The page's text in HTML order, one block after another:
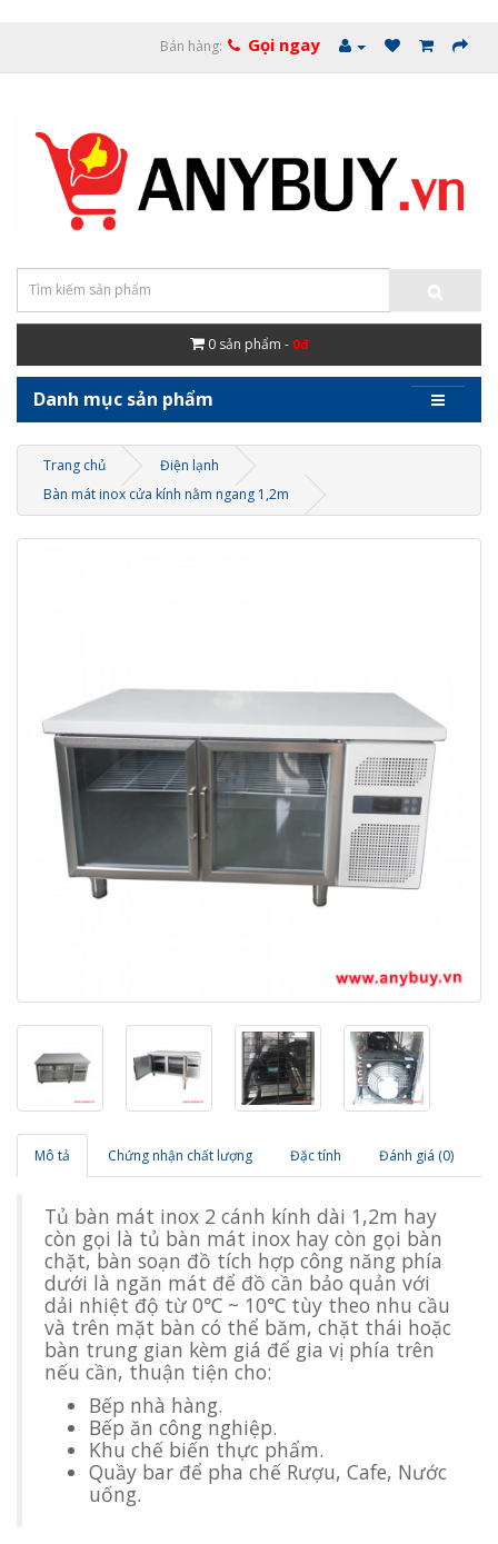
Bán hàng: Gọi ngay
0 sản phẩm - 0đ
Danh mục sản phẩm
Trang chủ
Điện lạnh
Bàn mát inox cửa kính nằm ngang 1,2m
Mô tả Chứng nhận chất lượng Đặc tính Đánh giá (0)
Tủ bàn mát inox 2 cánh kính dài 1,2m hay
còn gọi là tủ bàn mát inox hay còn gọi bàn
chặt, bàn soạn đồ tích hợp công năng phía
dưới là ngăn mát để đồ cần bảo quản với
dải nhiệt độ từ 0℃ ~ 10℃ tùy theo nhu cầu
và trên mặt bàn có thể băm, chặt thái hoặc
bàn trung gian kèm giá để gia vị phía trên
nếu cần, thuận tiện cho:
Bếp nhà hàng.
Bếp ăn công nghiệp.
Khu chế biến thực phẩm.
Quầy bar để pha chế Rượu, Cafe, Nước
uống.